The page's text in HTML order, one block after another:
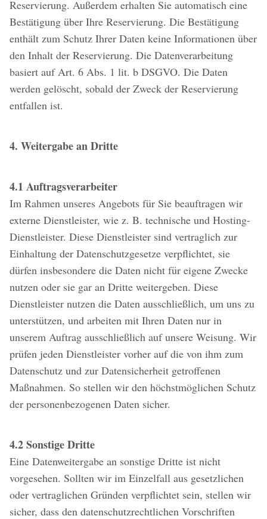
Reservierung. Außerdem erhalten Sie automatisch eine
Bestätigung über Ihre Reservierung. Die Bestätigung
enthält zum Schutz Ihrer Daten keine Informationen über
den Inhalt der Reservierung. Die Datenverarbeitung
basiert auf Art. 6 Abs. 1 lit. b DSGVO. Die Daten
werden gelöscht, sobald der Zweck der Reservierung
entfallen ist.
4. Weitergabe an Dritte
4.1 Auftragsverarbeiter
Im Rahmen unseres Angebots für Sie beauftragen wir
externe Dienstleister, wie z. B. technische und Hosting-
Dienstleister. Diese Dienstleister sind vertraglich zur
Einhaltung der Datenschutzgesetze verpflichtet, sie
dürfen insbesondere die Daten nicht für eigene Zwecke
nutzen oder sie gar an Dritte weitergeben. Diese
Dienstleister nutzen die Daten ausschließlich, um uns zu
unterstützen, und arbeiten mit Ihren Daten nur in
unserem Auftrag ausschließlich auf unsere Weisung. Wir
prüfen jeden Dienstleister vorher auf die von ihm zum
Datenschutz und zur Datensicherheit getroffenen
Maßnahmen. So stellen wir den höchstmöglichen Schutz
der personenbezogenen Daten sicher.
4.2 Sonstige Dritte
Eine Datenweitergabe an sonstige Dritte ist nicht
vorgesehen. Sollten wir im Einzelfall aus gesetzlichen
oder vertraglichen Gründen verpflichtet sein, stellen wir
sicher, dass den datenschutzrechtlichen Vorschriften